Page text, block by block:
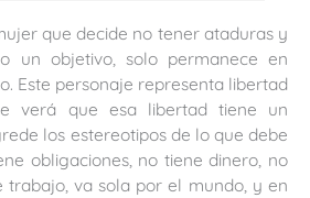
que decide no tener ataduras y
un objetivo, solo permanece en
Este personaje representa libertad
verá que esa libertad tiene un
los estereotipos de lo que debe
obligaciones, no tiene dinero, no
trabajo, va sola por el mundo, y en